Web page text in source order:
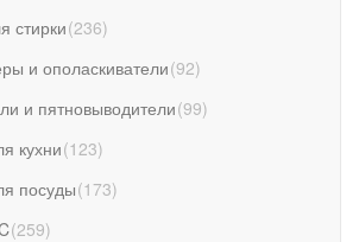
стирки(236)
и ополаскиватели(92)
и пятновыводители(99)
кухни(123)
посуды(173)
(259)